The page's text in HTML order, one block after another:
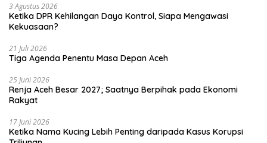
3 Agustus 2026
Ketika DPR Kehilangan Daya Kontrol, Siapa Mengawasi
Kekuasaan?
21 Juli 2026
Tiga Agenda Penentu Masa Depan Aceh
25 Juni 2026
Renja Aceh Besar 2027; Saatnya Berpihak pada Ekonomi
Rakyat
17 Juni 2026
Ketika Nama Kucing Lebih Penting daripada Kasus Korupsi